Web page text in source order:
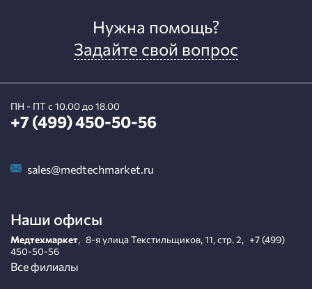
Нужна помощь?
Задайте свой вопрос
ПН - ПТ с 10.00 до 18.00
+7 (499) 450-50-56
sales@medtechmarket.ru
Наши офисы
Медтехмаркет, 8-я улица Текстильщиков, 11, стр. 2, +7 (499)
450-50-56
Все филиалы